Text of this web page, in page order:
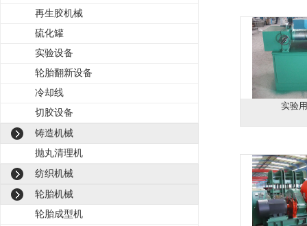
再生胶机械
硫化罐
实验设备
轮胎翻新设备
冷却线
切胶设备
铸造机械
抛丸清理机
纺织机械
轮胎机械
轮胎成型机
实验